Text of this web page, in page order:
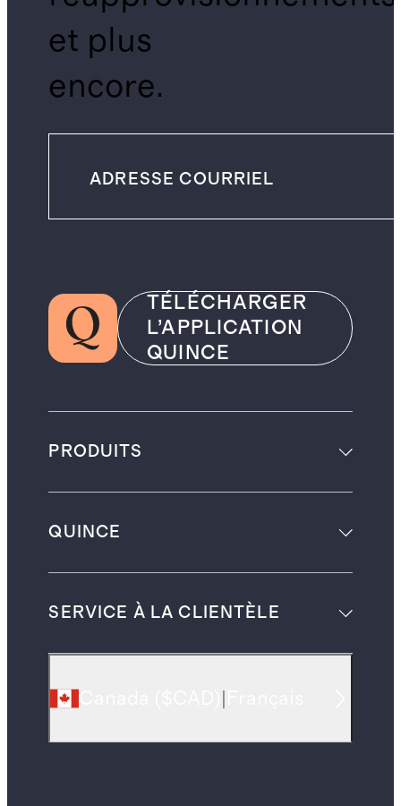
et plus
encore.
TÉLÉCHARGER
L’APPLICATION
QUINCE
PRODUITS
QUINCE
SERVICE À LA CLIENTÈLE